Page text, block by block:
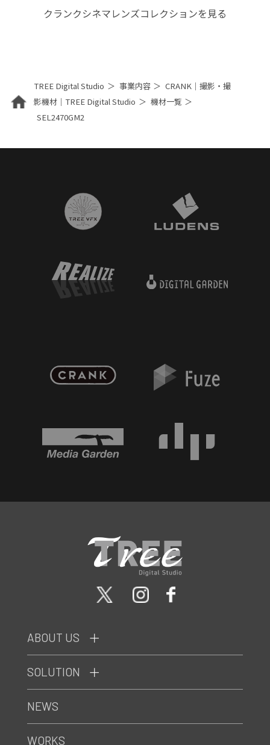
クランクシネマレンズコレクションを見る
TREE Digital Studio 事業内容
CRANK｜撮影・撮
影機材｜TREE Digital Studio
機材一覧
SEL2470GM2
ABOUT US
SOLUTION
NEWS
WORKS